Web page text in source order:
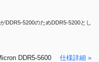
DDR5-5200のためDDR5-5200とし
DDR5-5600 仕様詳細 »